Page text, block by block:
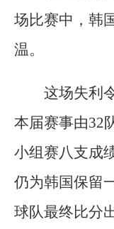
场比赛中，韩
温。
这场失利
本届赛事由32
小组赛八支成
仍为韩国保留
球队最终比分